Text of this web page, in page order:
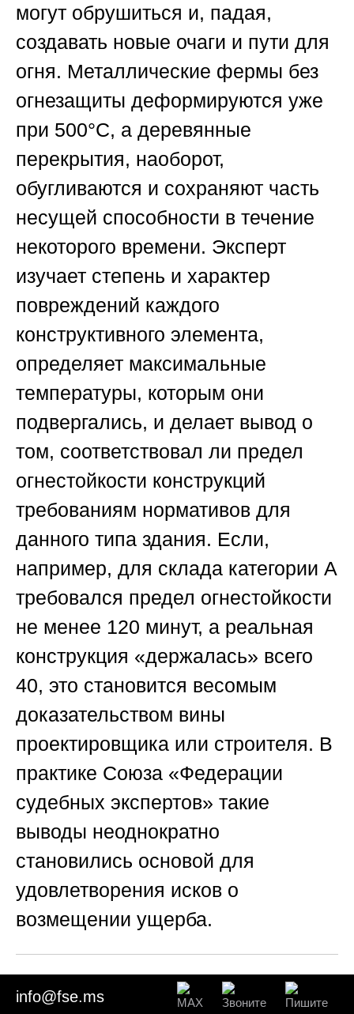
могут обрушиться и, падая,
создавать новые очаги и пути для
огня. Металлические фермы без
огнезащиты деформируются уже
при 500°C, а деревянные
перекрытия, наоборот,
обугливаются и сохраняют часть
несущей способности в течение
некоторого времени. Эксперт
изучает степень и характер
повреждений каждого
конструктивного элемента,
определяет максимальные
температуры, которым они
подвергались, и делает вывод о
том, соответствовал ли предел
огнестойкости конструкций
требованиям нормативов для
данного типа здания. Если,
например, для склада категории А
требовался предел огнестойкости
не менее 120 минут, а реальная
конструкция «держалась» всего
40, это становится весомым
доказательством вины
проектировщика или строителя. В
практике Союза «Федерации
судебных экспертов» такие
выводы неоднократно
становились основой для
удовлетворения исков о
возмещении ущерба.
🧯 Раздел 8. Оценка
info@fse.ms